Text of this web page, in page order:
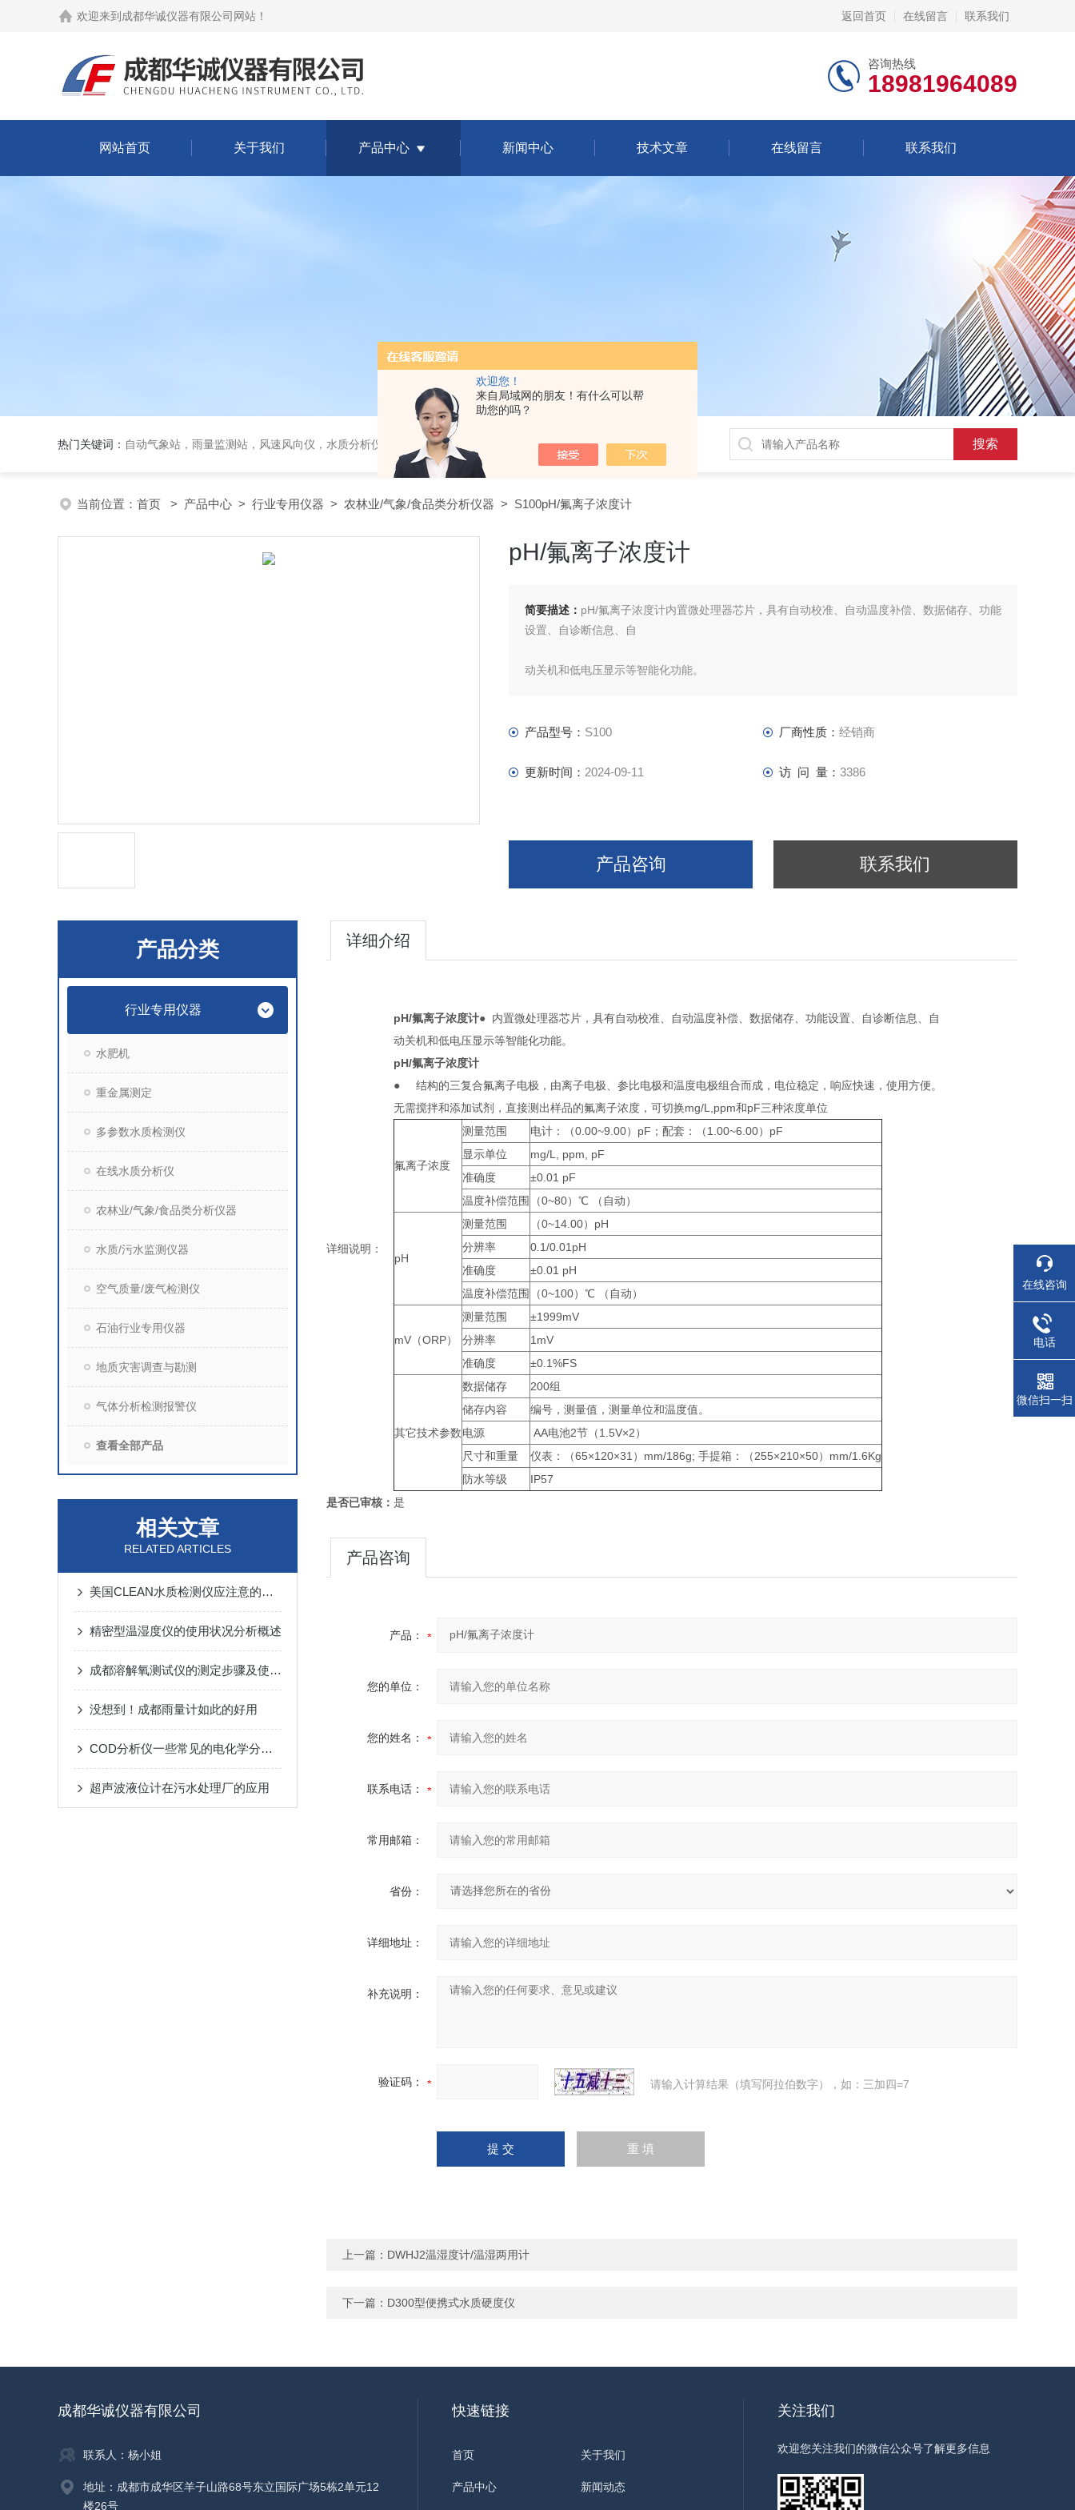
欢迎您！
来自局域网的朋友！有什么可以帮
助您的吗？
欢迎来到 成都华诚仪器有限公司网站 ！ 返回首页 在线留言 联系我们
咨询热线
18981964089
网站首页 关于我们 产品中心 新闻中心 技术文章 在线留言 联系我们
热门关键词： 自动气象站，雨量监测站，风速风向仪，水质分析仪，气体分析报警器，
当前位置： 首页 > 产品中心 > 行业专用仪器 > 农林业/气象/食品类分析仪器 > S100pH/氟离子浓度计
pH/氟离子浓度计
简要描述： pH/氟离子浓度计内置微处理器芯片，具有自动校准、自动温度补偿、数据储存、功能
设置、自诊断信息、自
动关机和低电压显示等智能化功能。
产品型号： S100 厂商性质： 经销商
更新时间： 2024-09-11 访 问 量： 3386
产品咨询 联系我们
产品分类
行业专用仪器
水肥机
重金属测定
多参数水质检测仪
在线水质分析仪
农林业/气象/食品类分析仪器
水质/污水监测仪器
空气质量/废气检测仪
石油行业专用仪器
地质灾害调查与勘测
气体分析检测报警仪
查看全部产品
相关文章
RELATED ARTICLES
美国CLEAN水质检测仪应注意的几个方面
精密型温湿度仪的使用状况分析概述
成都溶解氧测试仪的测定步骤及使用注意事项如下
没想到！成都雨量计如此的好用
COD分析仪一些常见的电化学分析的方法和原理
超声波液位计在污水处理厂的应用
详细介绍
详细说明：
pH/氟离子浓度计● 内置微处理器芯片，具有自动校准、自动温度补偿、数据储存、功能设置、自诊断信息、自
动关机和低电压显示等智能化功能。
pH/氟离子浓度计
● 结构的三复合氟离子电极，由离子电极、参比电极和温度电极组合而成，电位稳定，响应快速，使用方便。
无需搅拌和添加试剂，直接测出样品的氟离子浓度，可切换mg/L,ppm和pF三种浓度单位
氟离子浓度
测量范围
电计：（0.00~9.00）pF；配套：（1.00~6.00）pF
显示单位
mg/L, ppm, pF
准确度
±0.01 pF
温度补偿范围
（0~80）℃ （自动）
pH
测量范围
（0~14.00）pH
分辨率
0.1/0.01pH
准确度
±0.01 pH
温度补偿范围
（0~100）℃ （自动）
mV（ORP）
测量范围
±1999mV
分辨率
1mV
准确度
±0.1%FS
其它技术参数
数据储存
200组
储存内容
编号，测量值，测量单位和温度值。
电源
AA电池2节（1.5V×2）
尺寸和重量
仪表：（65×120×31）mm/186g; 手提箱：（255×210×50）mm/1.6Kg
防水等级
IP57
是否已审核： 是
产品咨询
产品：
您的单位：
您的姓名：
联系电话：
常用邮箱：
省份：
详细地址：
补充说明：
验证码： 请输入计算结果（填写阿拉伯数字），如：三加四=7
上一篇： DWHJ2温湿度计/温湿两用计
下一篇： D300型便携式水质硬度仪
成都华诚仪器有限公司
联系人：杨小姐
地址：成都市成华区羊子山路68号东立国际广场5栋2单元12
楼26号
快速链接
首页 关于我们
产品中心 新闻动态
关注我们
欢迎您关注我们的微信公众号了解更多信息
在线咨询
电话
微信扫一扫